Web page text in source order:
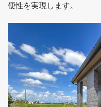
便性を実現します。